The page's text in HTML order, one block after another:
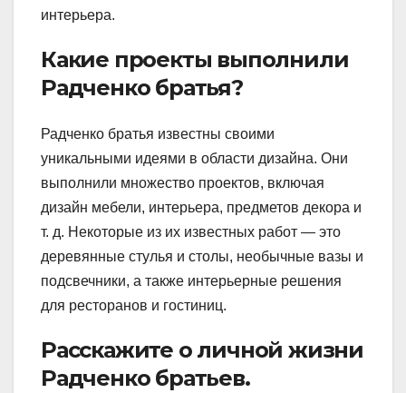
интерьера.
Какие проекты выполнили
Радченко братья?
Радченко братья известны своими
уникальными идеями в области дизайна. Они
выполнили множество проектов, включая
дизайн мебели, интерьера, предметов декора и
т. д. Некоторые из их известных работ — это
деревянные стулья и столы, необычные вазы и
подсвечники, а также интерьерные решения
для ресторанов и гостиниц.
Расскажите о личной жизни
Радченко братьев.